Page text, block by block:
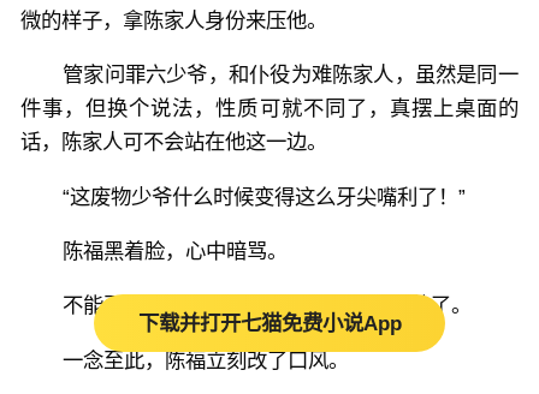
微的样子，拿陈家人身份来压他。
管家问罪六少爷，和仆役为难陈家人，虽然是同一
件事，但换个说法，性质可就不同了，真摆上桌面的
话，陈家人可不会站在他这一边。
“这废物少爷什么时候变得这么牙尖嘴利了！”
陈福黑着脸，心中暗骂。
不能再纠结这件事了，否则理亏的就是他了。
一念至此，陈福立刻改了口风。
下载并打开七猫免费小说App